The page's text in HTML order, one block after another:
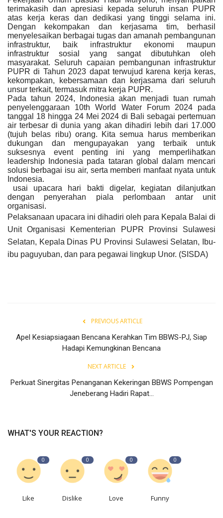
terimakasih dan apresiasi kepada seluruh insan PUPR
atas kerja keras dan dedikasi yang tinggi selama ini.
Dengan kekompakan dan kerjasama tim, berhasil
menyelesaikan berbagai tugas dan amanah pembangunan
infrastruktur, baik infrastruktur ekonomi maupun
infrastruktur sosial yang sangat dibutuhkan oleh
masyarakat. Seluruh capaian pembangunan infrastruktur
PUPR di Tahun 2023 dapat terwujud karena kerja keras,
kekompakan, kebersamaan dan kerjasama dari seluruh
unsur terkait, termasuk mitra kerja PUPR.
Pada tahun 2024, Indonesia akan menjadi tuan rumah
penyelenggaraan 10th World Water Forum 2024 pada
tanggal 18 hingga 24 Mei 2024 di Bali sebagai pertemuan
air terbesar di dunia yang akan dihadiri lebih dari 17.000
(tujuh belas ribu) orang. Kita semua harus memberikan
dukungan dan mengupayakan yang terbaik untuk
suksesnya event penting ini yang memperlihatkan
leadership Indonesia pada tataran global dalam mencari
solusi berbagai isu air, serta memberi manfaat nyata untuk
Indonesia.
usai upacara hari bakti digelar, kegiatan dilanjutkan
dengan penyerahan piala perlombaan antar unit
organisasi.
Pelaksanaan upacara ini dihadiri oleh para Kepala Balai di
Unit Organisasi Kementerian PUPR Provinsi Sulawesi
Selatan, Kepala Dinas PU Provinsi Sulawesi Selatan, Ibu-
ibu paguyuban, dan para pegawai lingkup Unor. (SISDA)
PREVIOUS ARTICLE
Apel Kesiapsiagaan Bencana Kerahkan Tim BBWS-PJ, Siap
Hadapi Kemungkinan Bencana
NEXT ARTICLE
Perkuat Sinergitas Penanganan Kekeringan BBWS Pompengan
Jeneberang Hadiri Rapat...
WHAT'S YOUR REACTION?
0
Like
0
Dislike
0
Love
0
Funny